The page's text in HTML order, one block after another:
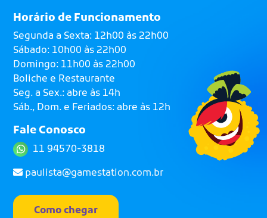
Horário de Funcionamento
Segunda a Sexta: 12h00 às 22h00
Sábado: 10h00 às 22h00
Domingo: 11h00 às 22h00
Boliche e Restaurante
Seg. a Sex.: abre às 14h
Sáb., Dom. e Feriados: abre às 12h
Fale Conosco
11 94570-3818
paulista@gamestation.com.br
Como chegar